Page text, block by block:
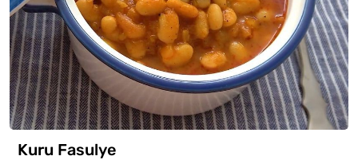
Kuru Fasulye